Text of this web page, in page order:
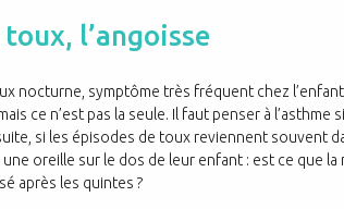
Cardio vasculaire
Comportement
Développement
l’angoisse
nocturne, symptôme très fréquent chez
ce n’est pas la seule. Il faut penser à
si les épisodes de toux reviennent souvent
oreille sur le dos de leur enfant : est ce que
après les quintes ?